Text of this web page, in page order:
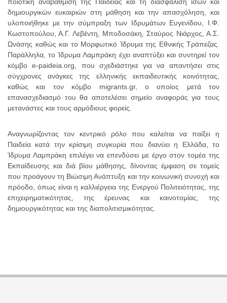
δημιουργικών ευκαιριών στη μάθηση και την απασχόληση, και
υλοποιήθηκε με την σύμπραξη των Ιδρυμάτων Ευγενίδου, Ι.Φ.
Κωστοπούλου, Α.Γ. Λεβέντη, Μποδοσάκη, Σταύρος Νιάρχος, Α.Σ.
Ωνάσης καθώς και το Μορφωτικό Ίδρυμα της Εθνικής Τράπεζας.
Παράλληλα, το Ίδρυμα Λαμπράκη έχει αναπτύξει και συντηρεί τον
κόμβο e-paideia.org, που σχεδιάστηκε για να απαντήσει στις
σύγχρονες ανάγκες της ελληνικής εκπαιδευτικής κοινότητας,
καθώς και τον κόμβο migrants.gr, ο οποίος μετά τον
επανασχεδιασμό του θα αποτελέσει σημείο αναφοράς για τους
μετανάστες και τους αρμόδιους φορείς.
Αναγνωρίζοντας τον κεντρικό ρόλο που καλείται να παίξει η
Παιδεία κατά την κρίσιμη συγκυρία που διανύει η Ελλάδα, το
Ίδρυμα Λαμπράκη επιλέγει να επενδύσει με έργο στον τομέα της
Εκπαίδευσης και διά βίου μάθησης, δίνοντας έμφαση σε τομείς
που προάγουν τη Βιώσιμη Ανάπτυξη και την κοινωνική συνοχή και
πρόοδο, όπως είναι η καλλιέργεια της Ενεργού Πολιτειότητας, της
επιχειρηματικότητας, της έρευνας και καινοτομίας, της
δημιουργικότητας και της διαπολιτισμικότητας.